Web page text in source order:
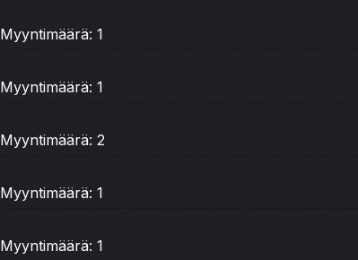
Myyntimäärä: 1
Myyntimäärä: 1
Myyntimäärä: 2
Myyntimäärä: 1
Myyntimäärä: 1